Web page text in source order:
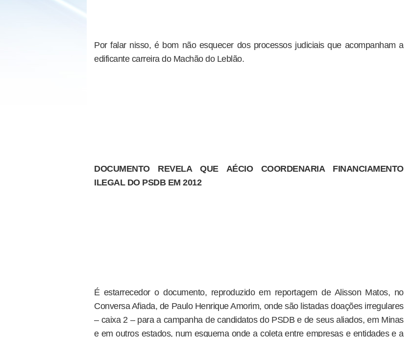
Por falar nisso, é bom não esquecer dos processos judiciais que acompanham a
edificante carreira do Machão do Leblão.
DOCUMENTO REVELA QUE AÉCIO COORDENARIA FINANCIAMENTO
ILEGAL DO PSDB EM 2012
É estarrecedor o documento, reproduzido em reportagem de Alisson Matos, no
Conversa Afiada, de Paulo Henrique Amorim, onde são listadas doações irregulares
– caixa 2 – para a campanha de candidatos do PSDB e de seus aliados, em Minas
e em outros estados, num esquema onde a coleta entre empresas e entidades e a